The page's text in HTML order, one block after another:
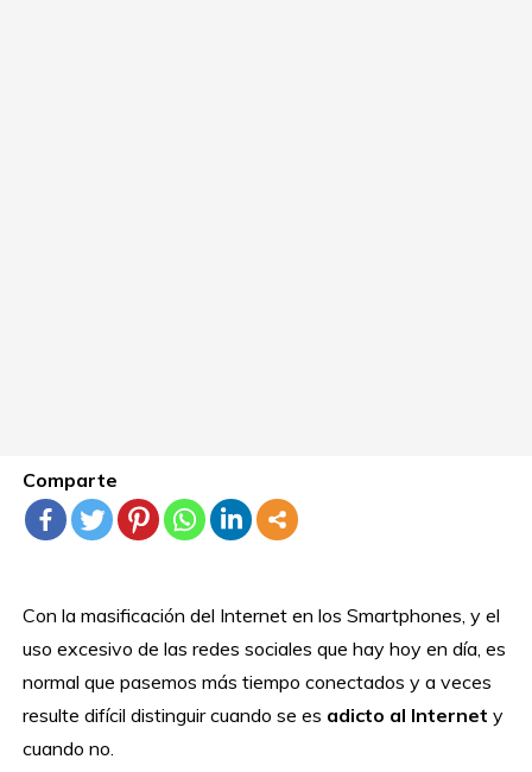
Comparte
Con la masificación del Internet en los Smartphones, y el
uso excesivo de las redes sociales que hay hoy en día, es
normal que pasemos más tiempo conectados y a veces
resulte difícil distinguir cuando se es adicto al Internet y
cuando no.